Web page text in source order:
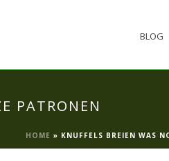
BLOG
PATRONEN
HOME » KNUFFELS BREIEN WAS